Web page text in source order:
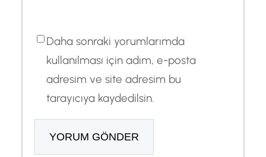
Daha sonraki yorumlarımda
kullanılması için adım, e-posta
adresim ve site adresim bu
tarayıcıya kaydedilsin.